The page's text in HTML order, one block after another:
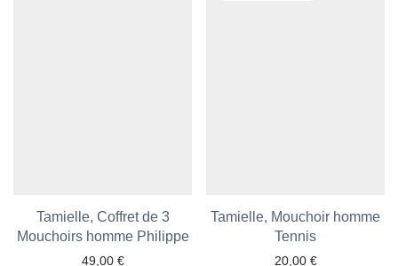
Tamielle, Coffret de 3
Mouchoirs homme Philippe
49,00 €
Tamielle, Mouchoir homme
Tennis
20,00 €